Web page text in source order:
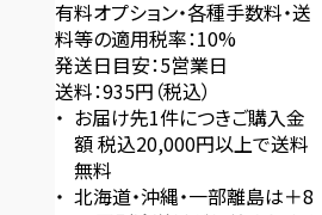
有料オプション・各種手数料・送
料等の適用税率：10%
発送日目安：5営業日
送料：935円（税込）
お届け先1件につきご購入金
額 税込20,000円以上で送料
無料
北海道・沖縄・一部離島は＋8